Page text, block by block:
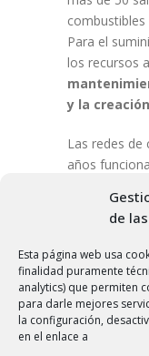
de
Esta página web usa
finalidad puramente
analytics) que permiten
para darle mejores
la configuración,
en el enlace a
Para el
los recursos
y la
Las redes de
años
ciudades de
Barcelona y
Se